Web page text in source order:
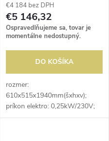
€4 184 bez DPH
€5 146,32
Ospravedlňujeme sa, tovar je
momentálne nedostupný.
DO KOŠÍKA
rozmer:
610x515x1940mm(šxhxv);
príkon elektro: 0,25kW/230V;
objem: 270 l; kapacita fliaš: